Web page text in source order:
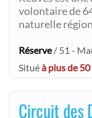
volontaire de
naturelle
Réserve/ 51 -
Situéà plus de
Circuit des